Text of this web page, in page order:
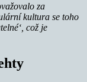
za
kultura se toho
což je